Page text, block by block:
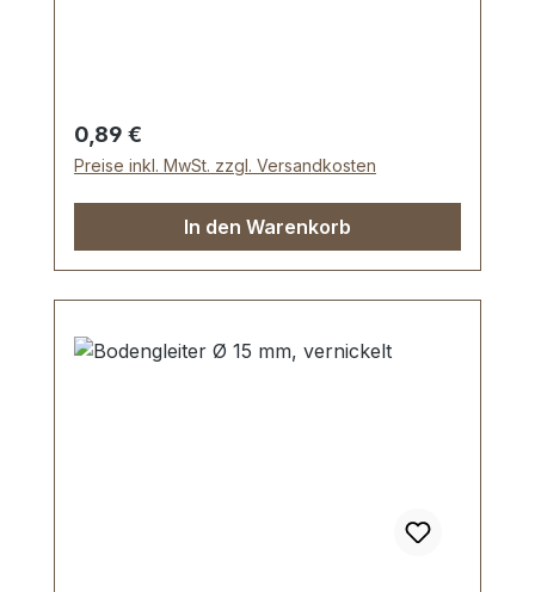
Bodengleiter
Regulärer Preis:
0,89 €
Preise inkl. MwSt. zzgl. Versandkosten
In den Warenkorb